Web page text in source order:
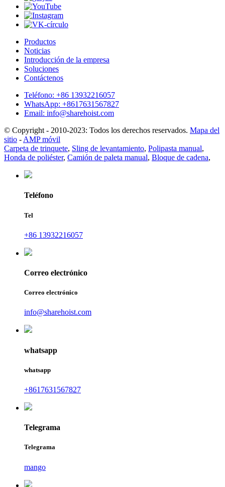
Productos
Noticias
Introducción de la empresa
Soluciones
Contáctenos
Teléfono: +86 13932216057
WhatsApp: +8617631567827
Email: info@sharehoist.com
© Copyright - 2010-2023: Todos los derechos reservados. Mapa del
sitio - AMP móvil
Carpeta de trinquete, Sling de levantamiento, Polipasta manual,
Honda de poliéster, Camión de paleta manual, Bloque de cadena,
Teléfono
Tel
+86 13932216057
Correo electrónico
Correo electrónico
info@sharehoist.com
whatsapp
whatsapp
+8617631567827
Telegrama
Telegrama
mango